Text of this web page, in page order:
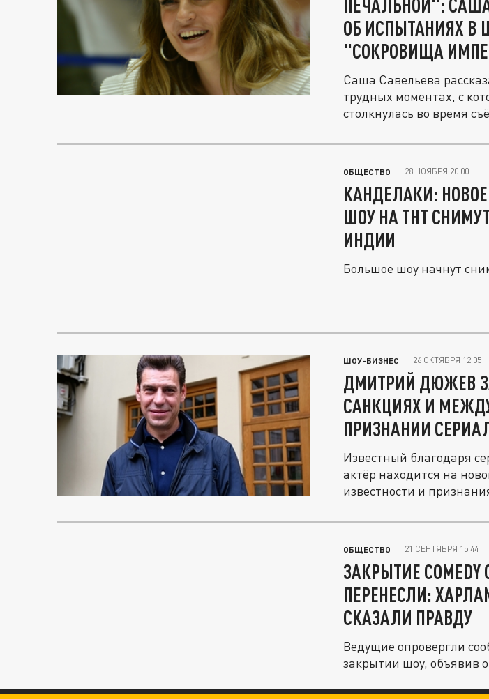
ПЕЧАЛЬНОЙ":
ОБ ИСПЫТАНИЯХ В
"СОКРОВИЩА
Саша Савельева
трудных моментах, с
столкнулась во время
ОБЩЕСТВО 28 НОЯБРЯ 20:00
КАНДЕЛАКИ:
ШОУ НА ТНТ
ИНДИИ
Большое шоу начнут
ШОУ-БИЗНЕС 26 ОКТЯБРЯ 12:05
ДМИТРИЙ ДЮЖЕВ
САНКЦИЯХ И
ПРИЗНАНИИ
Известный благодаря
актёр находится на
известности и
ОБЩЕСТВО 21 СЕНТЯБРЯ 15:44
ЗАКРЫТИЕ COMEDY
ПЕРЕНЕСЛИ:
СКАЗАЛИ ПРАВДУ
Ведущие опровергли
закрытии шоу, объявив